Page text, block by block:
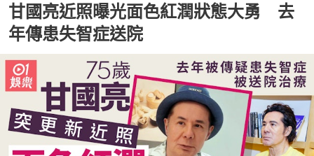
甘國亮近照曝光面色紅潤狀態大勇 去
年傳患失智症送院